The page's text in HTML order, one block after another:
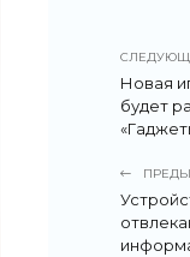
Новая
будет